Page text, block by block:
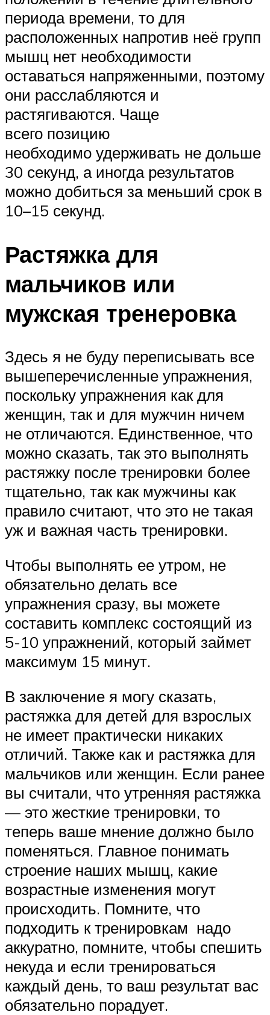
периода времени, то для
расположенных напротив неё групп
мышц нет необходимости
оставаться напряженными, поэтому
они расслабляются и
растягиваются. Чаще
всего позицию
необходимо удерживать не дольше
30 секунд, а иногда результатов
можно добиться за меньший срок в
10–15 секунд.
Растяжка для
мальчиков или
мужская тренеровка
Здесь я не буду переписывать все
вышеперечисленные упражнения,
поскольку упражнения как для
женщин, так и для мужчин ничем
не отличаются. Единственное, что
можно сказать, так это выполнять
растяжку после тренировки более
тщательно, так как мужчины как
правило считают, что это не такая
уж и важная часть тренировки.
Чтобы выполнять ее утром, не
обязательно делать все
упражнения сразу, вы можете
составить комплекс состоящий из
5-10 упражнений, который займет
максимум 15 минут.
В заключение я могу сказать,
растяжка для детей для взрослых
не имеет практически никаких
отличий. Также как и растяжка для
мальчиков или женщин. Если ранее
вы считали, что утренняя растяжка
— это жесткие тренировки, то
теперь ваше мнение должно было
поменяться. Главное понимать
строение наших мышц, какие
возрастные изменения могут
происходить. Помните, что
подходить к тренировкам надо
аккуратно, помните, чтобы спешить
некуда и если тренироваться
каждый день, то ваш результат вас
обязательно порадует.